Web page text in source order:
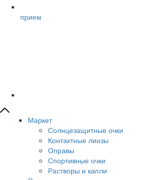
прием
Маркет
Солнцезащитные очки
Контактные линзы
Оправы
Спортивные очки
Растворы и капли